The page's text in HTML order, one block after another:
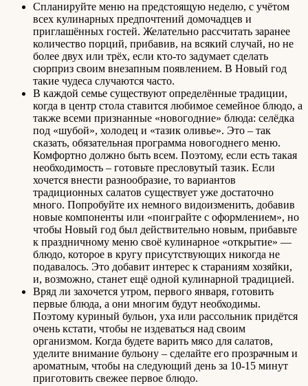
Спланируйте меню на предстоящую неделю, с учётом
всех кулинарных предпочтений домочадцев и
приглашённых гостей. Желательно рассчитать заранее
количество порций, прибавив, на всякий случай, но не
более двух или трёх, если кто-то задумает сделать
сюрприз своим внезапным появлением. В Новый год
такие чудеса случаются часто.
В каждой семье существуют определённые традиции,
когда в центр стола ставится любимое семейное блюдо, а
также всеми признанные «новогодние» блюда: селёдка
под «шубой», холодец и «тазик оливье». Это – так
сказать, обязательная программа новогоднего меню.
Комфортно должно быть всем. Поэтому, если есть такая
необходимость – готовьте пресловутый тазик. Если
хочется внести разнообразие, то вариантов
традиционных салатов существует уже достаточно
много. Попробуйте их немного видоизменить, добавив
новые компоненты или «поиграйте с оформлением», но
чтобы Новый год был действительно новым, прибавьте
к праздничному меню своё кулинарное «открытие» —
блюдо, которое в кругу присутствующих никогда не
подавалось. Это добавит интерес к стараниям хозяйки,
и, возможно, станет ещё одной кулинарной традицией.
Вряд ли захочется утром, первого января, готовить
первые блюда, а они многим будут необходимы.
Поэтому куриный бульон, уха или рассольник придётся
очень кстати, чтобы не издеваться над своим
организмом. Когда будете варить мясо для салатов,
уделите внимание бульону – сделайте его прозрачным и
ароматным, чтобы на следующий день за 10-15 минут
приготовить свежее первое блюдо.